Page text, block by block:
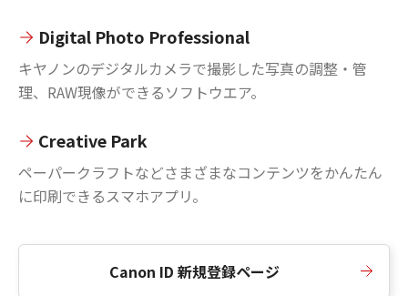
Digital Photo Professional
キヤノンのデジタルカメラで撮影した写真の調整・管
理、RAW現像ができるソフトウエア。
Creative Park
ペーパークラフトなどさまざまなコンテンツをかんたん
に印刷できるスマホアプリ。
Canon ID 新規登録ページ